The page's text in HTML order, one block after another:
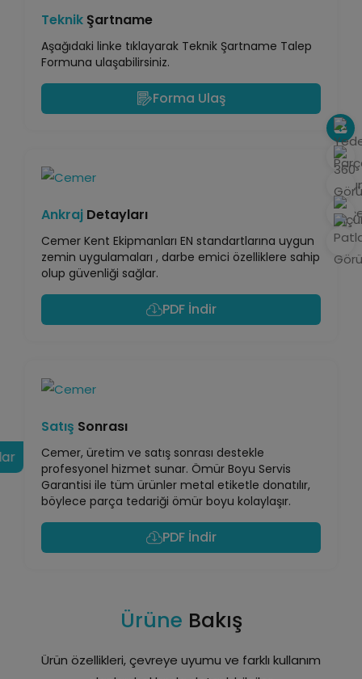
Teknik Şartname
Aşağıdaki linke tıklayarak Teknik Şartname Talep
Formuna ulaşabilirsiniz.
Forma Ulaş
Ankraj Detayları
Cemer Kent Ekipmanları EN standartlarına uygun
zemin uygulamaları , darbe emici özelliklere sahip
olup güvenliği sağlar.
PDF İndir
Satış Sonrası
Cemer, üretim ve satış sonrası destekle
profesyonel hizmet sunar. Ömür Boyu Servis
Garantisi ile tüm ürünler metal etiketle donatılır,
böylece parça tedariği ömür boyu kolaylaşır.
PDF İndir
Ürüne Bakış
Ürün özellikleri, çevreye uyumu ve farklı kullanım